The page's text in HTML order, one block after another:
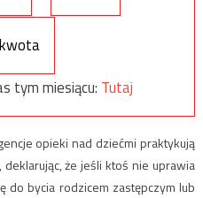
tym miesiącu: Tutaj
opieki nad dziećmi praktykują
że jeśli ktoś nie uprawia
do bycia rodzicem zastępczym lub